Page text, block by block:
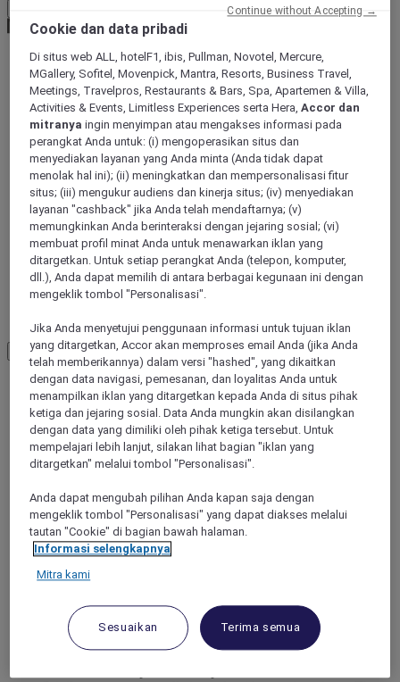
World
South America
Brazil
Alagoas
Load More See more items
MACEIO, Brazil
Mercure Maceio Pajucara
Welcome to Mercure Maceió Pajucara in the vibrant heart of
Cookie dan data pribadi
Di situs web ALL, hotelF1, ibis, Pullman, Novotel, Mercure,
MGallery, Sofitel, Movenpick, Mantra, Resorts, Business Travel,
Meetings, Travelpros, Restaurants & Bars, Spa, Apartemen & Villa,
Activities & Events, Limitless Experiences serta Hera,Accor dan
mitranya ingin menyimpan atau mengakses informasi pada
perangkat Anda untuk: (i) mengoperasikan situs dan
menyediakan layanan yang Anda minta (Anda tidak dapat
menolak hal ini); (ii) meningkatkan dan mempersonalisasi fitur
situs; (iii) mengukur audiens dan kinerja situs; (iv) menyediakan
layanan "cashback" jika Anda telah mendaftarnya; (v)
memungkinkan Anda berinteraksi dengan jejaring sosial; (vi)
membuat profil minat Anda untuk menawarkan iklan yang
ditargetkan. Untuk setiap perangkat Anda (telepon, komputer,
dll.), Anda dapat memilih di antara berbagai kegunaan ini dengan
mengeklik tombol "Personalisasi".
Jika Anda menyetujui penggunaan informasi untuk tujuan iklan
yang ditargetkan, Accor akan memproses email Anda (jika Anda
telah memberikannya) dalam versi "hashed", yang dikaitkan
dengan data navigasi, pemesanan, dan loyalitas Anda untuk
menampilkan iklan yang ditargetkan kepada Anda di situs pihak
ketiga dan jejaring sosial. Data Anda mungkin akan disilangkan
dengan data yang dimiliki oleh pihak ketiga tersebut. Untuk
mempelajari lebih lanjut, silakan lihat bagian "iklan yang
ditargetkan" melalui tombol "Personalisasi".
Anda dapat mengubah pilihan Anda kapan saja dengan
mengeklik tombol "Personalisasi" yang dapat diakses melalui
tautan "Cookie" di bagian bawah halaman.
Informasi selengkapnya
Mitra kami
Sesuaikan Terima semua
Continue without Accepting →